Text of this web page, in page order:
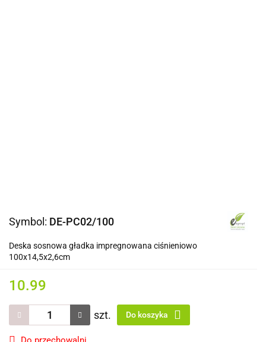
Symbol: DE-PC02/100
Deska sosnowa gładka impregnowana ciśnieniowo
100x14,5x2,6cm
10.99
szt. Do koszyka